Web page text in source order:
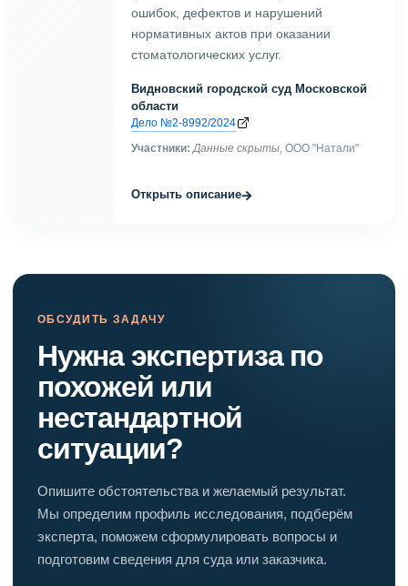
ошибок, дефектов и нарушений
нормативных актов при оказании
стоматологических услуг.
Видновский городской суд Московской
области
Дело №2-8992/2024
Участники: Данные скрыты , ООО "Натали"
Открыть описание→
ОБСУДИТЬ ЗАДАЧУ
Нужна экспертиза по
похожей или
нестандартной
ситуации?
Опишите обстоятельства и желаемый результат.
Мы определим профиль исследования, подберём
эксперта, поможем сформулировать вопросы и
подготовим сведения для суда или заказчика.